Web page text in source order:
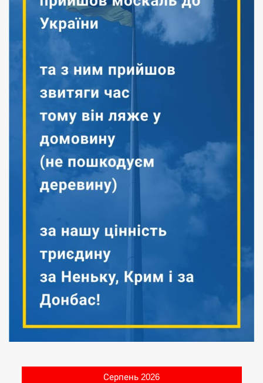
Серпень 2026